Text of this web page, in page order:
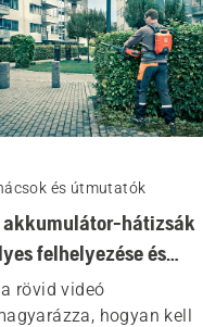
és útmutatók
akkumulátor-hátizsák
felhelyezése és
a rövid videó
hogyan kell